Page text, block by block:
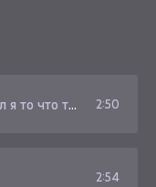
давно искал 2:50
2:54